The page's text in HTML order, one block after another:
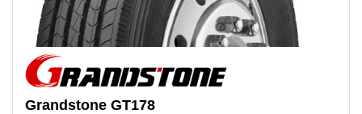
Grandstone GT178